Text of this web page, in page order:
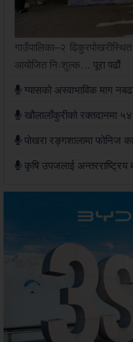
गाउँपालिका–२
आयोजित निःशुल्क… पूरा पढौं
ग्यासको अस्वाभाविक माग
खौलालाँकुरीको रक्तदानमा
पोखरा रङ्गशालामा फोनिज
कृषि उपजलाई अन्तरराष्ट्रिय